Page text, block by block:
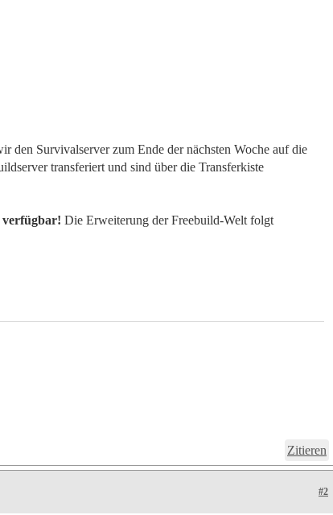
den Survivalserver zum Ende der nächsten Woche auf die
transferiert und sind über die Transferkiste
verfügbar! Die Erweiterung der Freebuild-Welt folgt
Zitieren
#2